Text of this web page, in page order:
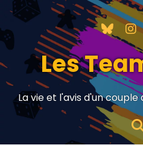
Les
La vie et l'avis d'un